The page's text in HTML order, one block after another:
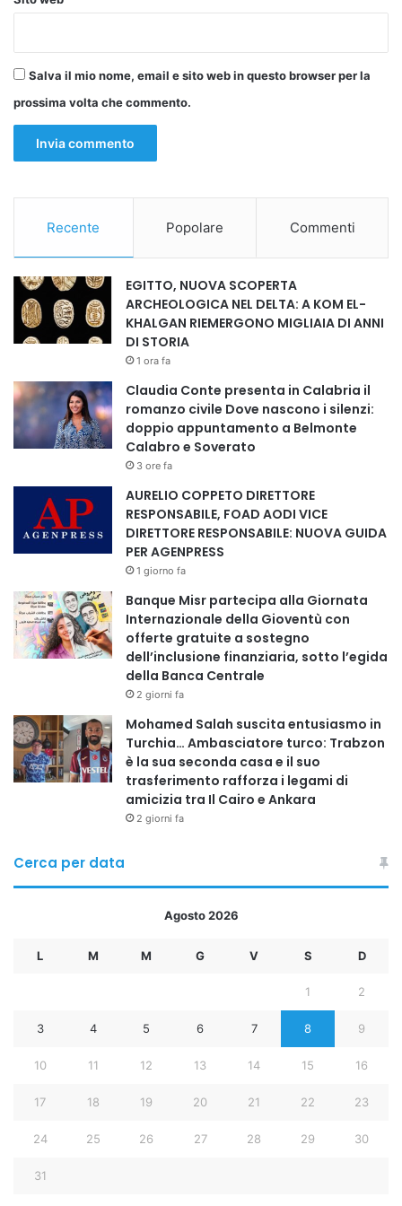
popoli del continente”.
Salva il mio nome, email e sito web in questo browser per la
prossima volta che commento.
Recente Popolare Commenti
EGITTO, NUOVA SCOPERTA
ARCHEOLOGICA NEL DELTA: A KOM EL-
KHALGAN RIEMERGONO MIGLIAIA DI ANNI
DI STORIA
1 ora fa
Claudia Conte presenta in Calabria il
romanzo civile Dove nascono i silenzi:
doppio appuntamento a Belmonte
Calabro e Soverato
3 ore fa
AURELIO COPPETO DIRETTORE
RESPONSABILE, FOAD AODI VICE
DIRETTORE RESPONSABILE: NUOVA GUIDA
PER AGENPRESS
1 giorno fa
Banque Misr partecipa alla Giornata
Internazionale della Gioventù con
offerte gratuite a sostegno
dell’inclusione finanziaria, sotto l’egida
della Banca Centrale
2 giorni fa
Mohamed Salah suscita entusiasmo in
Turchia… Ambasciatore turco: Trabzon
è la sua seconda casa e il suo
trasferimento rafforza i legami di
amicizia tra Il Cairo e Ankara
2 giorni fa
Cerca per data
Agosto 2026
L M M G V S D
1 2
3 4 5 6 7 8 9
10 11 12 13 14 15 16
17 18 19 20 21 22 23
24 25 26 27 28 29 30
31